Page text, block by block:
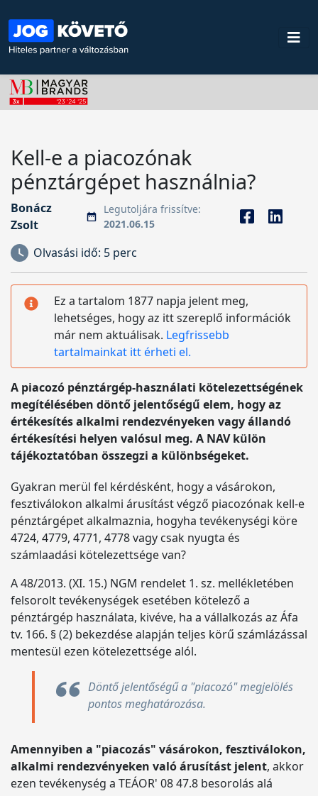
Kell-e a piacozónak
pénztárgépet használnia?
Bonácz
Zsolt
Legutoljára frissítve:
2021.06.15
Olvasási idő: 5 perc
Ez a tartalom 1877 napja jelent meg,
lehetséges, hogy az itt szereplő információk
már nem aktuálisak. Legfrissebb
tartalmainkat itt érheti el.
A piacozó pénztárgép-használati kötelezettségének
megítélésében döntő jelentőségű elem, hogy az
értékesítés alkalmi rendezvényeken vagy állandó
értékesítési helyen valósul meg. A NAV külön
tájékoztatóban összegzi a különbségeket.
Gyakran merül fel kérdésként, hogy a vásárokon,
fesztiválokon alkalmi árusítást végző piacozónak kell-e
pénztárgépet alkalmaznia, hogyha tevékenységi köre
4724, 4779, 4771, 4778 vagy csak nyugta és
számlaadási kötelezettsége van?
A 48/2013. (XI. 15.) NGM rendelet 1. sz. mellékletében
felsorolt tevékenységek esetében kötelező a
pénztárgép használata, kivéve, ha a vállalkozás az Áfa
tv. 166. § (2) bekezdése alapján teljes körű számlázással
mentesül ezen kötelezettsége alól.
Döntő jelentőségű a "piacozó" megjelölés
pontos meghatározása.
Amennyiben a "piacozás" vásárokon, fesztiválokon,
alkalmi rendezvényeken való árusítást jelent, akkor
ezen tevékenység a TEÁOR' 08 47.8 besorolás alá